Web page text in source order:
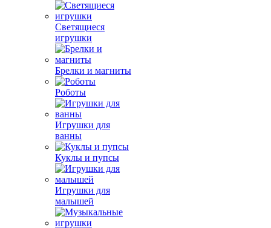
Светящиеся
игрушки
Брелки и магниты
Роботы
Игрушки для
ванны
Куклы и пупсы
Игрушки для
малышей